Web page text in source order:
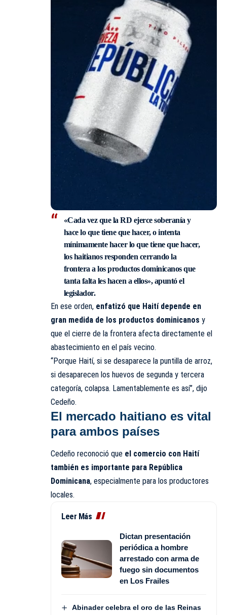
«Cada vez que la RD ejerce soberanía y
hace lo que tiene que hacer, o intenta
mínimamente hacer lo que tiene que hacer,
los haitianos responden cerrando la
frontera a los productos dominicanos que
tanta falta les hacen a ellos», apuntó el
legislador.
En ese orden, enfatizó que Haití depende en
gran medida de los productos dominicanos y
que el cierre de la frontera afecta directamente el
abastecimiento en el país vecino.
“Porque Haití, si se desaparece la puntilla de arroz,
si desaparecen los huevos de segunda y tercera
categoría, colapsa. Lamentablemente es así”, dijo
Cedeño.
El mercado haitiano es vital
para ambos países
Cedeño reconoció que el comercio con Haití
también es importante para República
Dominicana, especialmente para los productores
locales.
Leer Más
Dictan presentación
periódica a hombre
arrestado con arma de
fuego sin documentos
en Los Frailes
Abinader celebra el oro de las Reinas